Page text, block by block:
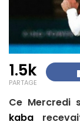
1.5k
PARTAGE
Ce Mercredi
kaba